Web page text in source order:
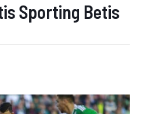
Sporting Betis